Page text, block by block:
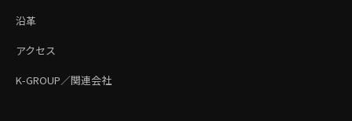
沿革
アクセス
K-GROUP／関連会社